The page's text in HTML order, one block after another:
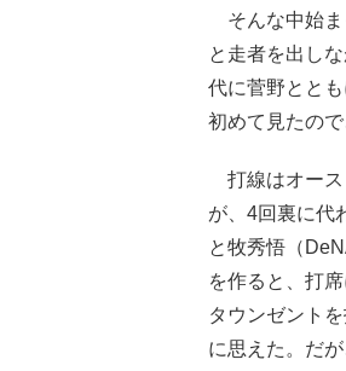
そんな中始ま
と走者を出し
代に菅野とと
初めて見たの
打線はオース
が、4回裏に代
と牧秀悟（
を作ると、打
タウンゼント
に思えた。だ